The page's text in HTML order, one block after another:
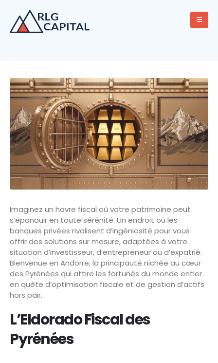
Imaginez un havre fiscal où votre patrimoine peut
s’épanouir en toute sérénité. Un endroit où les
banques privées rivalisent d’ingéniosité pour vous
offrir des solutions sur mesure, adaptées à votre
situation d’investisseur, d’entrepreneur ou d’expatrié.
Bienvenue en Andorre, la principauté nichée au cœur
des Pyrénées qui attire les fortunés du monde entier
en quête d’optimisation fiscale et de gestion d’actifs
hors pair.
L’Eldorado Fiscal des
Pyrénées